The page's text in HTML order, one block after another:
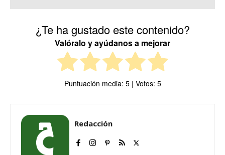
¿Te ha gustado este contenido?
Valóralo y ayúdanos a mejorar
Puntuación media: 5| Votos: 5
Redacción